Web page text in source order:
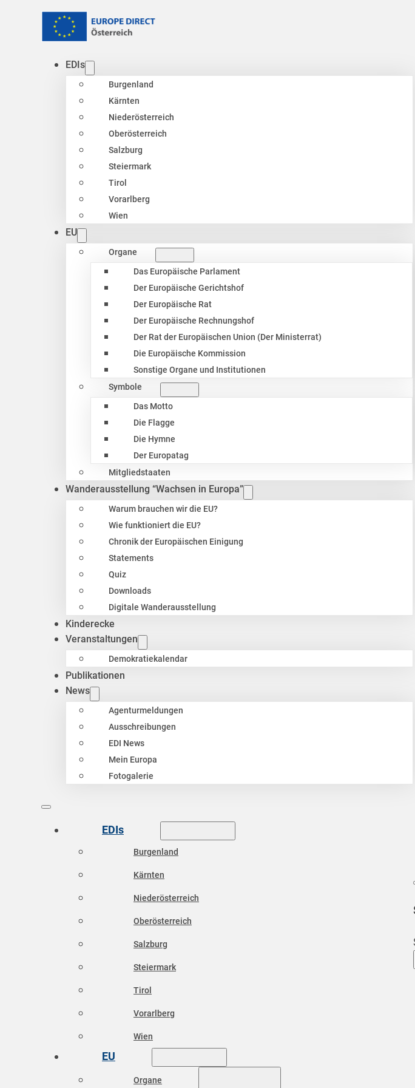
EDIs
Burgenland
Kärnten
Niederösterreich
Oberösterreich
Salzburg
Steiermark
Tirol
Vorarlberg
Wien
EU
Organe
Das Europäische Parlament
Der Europäische Gerichtshof
Der Europäische Rat
Der Europäische Rechnungshof
Der Rat der Europäischen Union (Der Ministerrat)
Die Europäische Kommission
Sonstige Organe und Institutionen
Symbole
Das Motto
Die Flagge
Die Hymne
Der Europatag
Mitgliedstaaten
Wanderausstellung “Wachsen in Europa”
Warum brauchen wir die EU?
Wie funktioniert die EU?
Chronik der Europäischen Einigung
Statements
Quiz
Downloads
Digitale Wanderausstellung
Kinderecke
Veranstaltungen
Demokratiekalendar
Publikationen
News
Agenturmeldungen
Ausschreibungen
EDI News
Mein Europa
Fotogalerie
EDIs
Burgenland
Kärnten
Niederösterreich
Oberösterreich
Salzburg
Steiermark
Tirol
Vorarlberg
Wien
EU
Organe